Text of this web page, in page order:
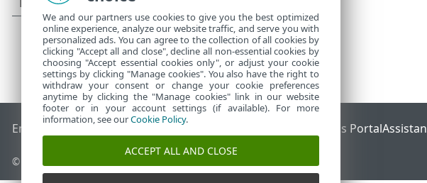
End of Life Base de connaissances ESET ESET Status Portal
© 1992 - 2026 ESET, spol. s r.o. - Tous droits réservés.
We and our partners use cookies to give you the best optimized
online experience, analyze our website traffic, and serve you with
personalized ads. You can agree to the collection of all cookies by
clicking "Accept all and close", decline all non-essential cookies by
choosing "Accept essential cookies only", or adjust your cookie
settings by clicking "Manage cookies". You also have the right to
withdraw your consent or change your cookie preferences
anytime by clicking the "Manage cookies" link in our website
footer or in your account settings (if available). For more
information, see ourCookie Policy.
ACCEPT ALL AND CLOSE